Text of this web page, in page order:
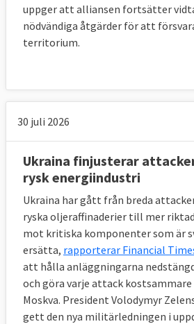
uppger att alliansen fortsätter
nödvändiga åtgärder för att
territorium.
30 juli 2026
Ukraina finjusterar
rysk energiindustri
Ukraina har gått från breda
ryska oljeraffinaderier till mer
mot kritiska komponenter som är
ersätta, rapporterar Financial
att hålla anläggningarna
och göra varje attack
Moskva. President Volodymyr
gett den nya militärledningen i